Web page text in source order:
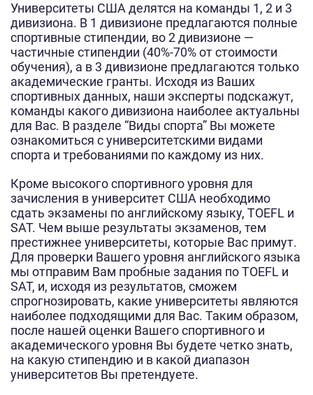
Университеты США делятся на команды 1, 2 и 3
дивизиона. В 1 дивизионе предлагаются полные
спортивные стипендии, во 2 дивизионе —
частичные стипендии (40%-70% от стоимости
обучения), а в 3 дивизионе предлагаются только
академические гранты. Исходя из Ваших
спортивных данных, наши эксперты подскажут,
команды какого дивизиона наиболее актуальны
для Вас. В разделе “Виды спорта” Вы можете
ознакомиться с университетскими видами
спорта и требованиями по каждому из них.
Кроме высокого спортивного уровня для
зачисления в университет США необходимо
сдать экзамены по английскому языку, TOEFL и
SAT. Чем выше результаты экзаменов, тем
престижнее университеты, которые Вас примут.
Для проверки Вашего уровня английского языка
мы отправим Вам пробные задания по TOEFL и
SAT, и, исходя из результатов, сможем
спрогнозировать, какие университеты являются
наиболее подходящими для Вас. Таким образом,
после нашей оценки Вашего спортивного и
академического уровня Вы будете четко знать,
на какую стипендию и в какой диапазон
университетов Вы претендуете.